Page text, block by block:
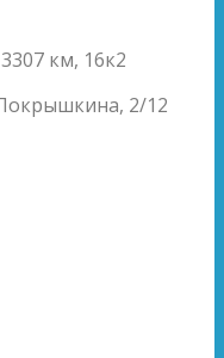
км, 16к2
2/12